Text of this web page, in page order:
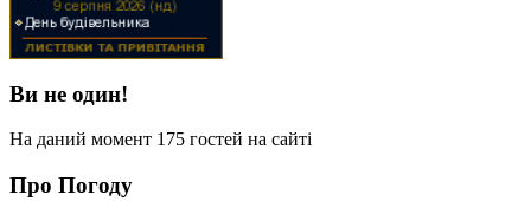
Ви не один!
На даний момент 175 гостей на сайті
Про Погоду